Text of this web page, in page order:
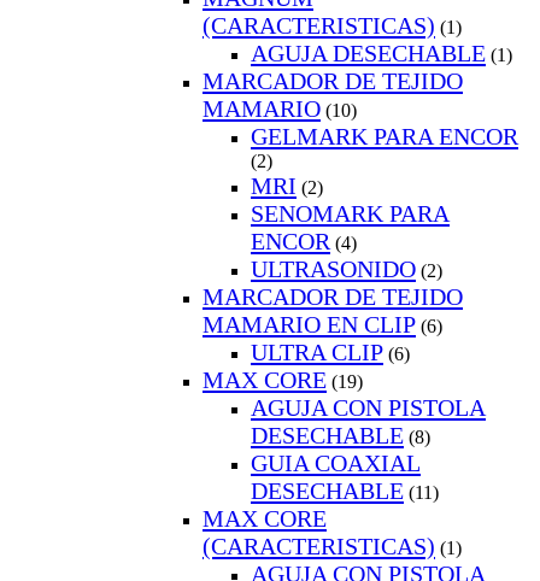
(CARACTERISTICAS) (1)
AGUJA DESECHABLE (1)
MARCADOR DE TEJIDO
MAMARIO (10)
GELMARK PARA ENCOR
(2)
MRI (2)
SENOMARK PARA
ENCOR (4)
ULTRASONIDO (2)
MARCADOR DE TEJIDO
MAMARIO EN CLIP (6)
ULTRA CLIP (6)
MAX CORE (19)
AGUJA CON PISTOLA
DESECHABLE (8)
GUIA COAXIAL
DESECHABLE (11)
MAX CORE
(CARACTERISTICAS) (1)
AGUJA CON PISTOLA